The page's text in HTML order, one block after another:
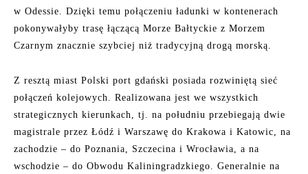
w Odessie. Dzięki temu połączeniu ładunki w kontenerach
pokonywałyby trasę łączącą Morze Bałtyckie z Morzem
Czarnym znacznie szybciej niż tradycyjną drogą morską.
Z resztą miast Polski port gdański posiada rozwiniętą sieć
połączeń kolejowych. Realizowana jest we wszystkich
strategicznych kierunkach, tj. na południu przebiegają dwie
magistrale przez Łódź i Warszawę do Krakowa i Katowic, na
zachodzie – do Poznania, Szczecina i Wrocławia, a na
wschodzie – do Obwodu Kaliningradzkiego. Generalnie na